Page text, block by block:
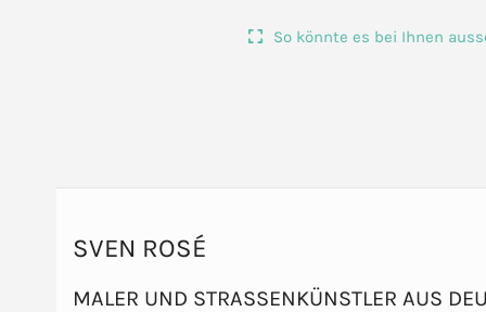
So könnte es bei Ihnen
SVEN ROSÉ
MALER UND STRASSENKÜNSTLER AUS